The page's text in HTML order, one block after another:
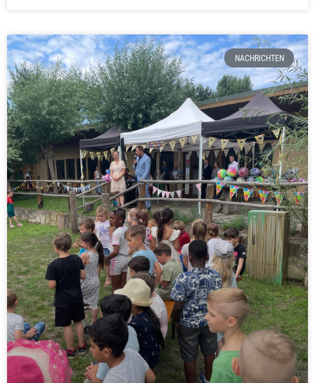
NACHRICHTEN